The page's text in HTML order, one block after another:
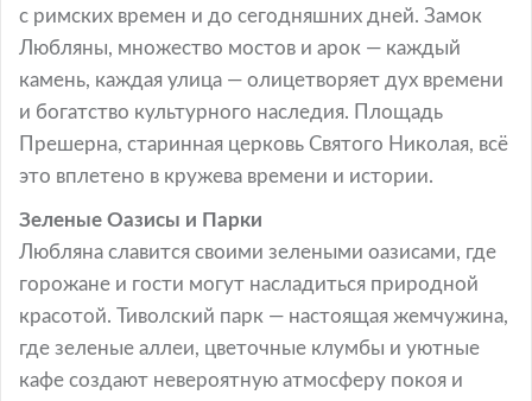
с римских времен и до сегодняшних дней. Замок
Любляны, множество мостов и арок — каждый
камень, каждая улица — олицетворяет дух времени
и богатство культурного наследия. Площадь
Прешерна, старинная церковь Святого Николая, всё
это вплетено в кружева времени и истории.
Зеленые Оазисы и Парки
Любляна славится своими зелеными оазисами, где
горожане и гости могут насладиться природной
красотой. Тиволский парк — настоящая жемчужина,
где зеленые аллеи, цветочные клумбы и уютные
кафе создают невероятную атмосферу покоя и